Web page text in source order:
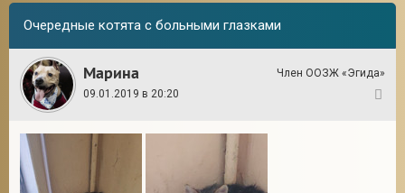
Очередные котята с больными глазками
Марина
Член ООЗЖ «Эгида»
09.01.2019 в 20:20